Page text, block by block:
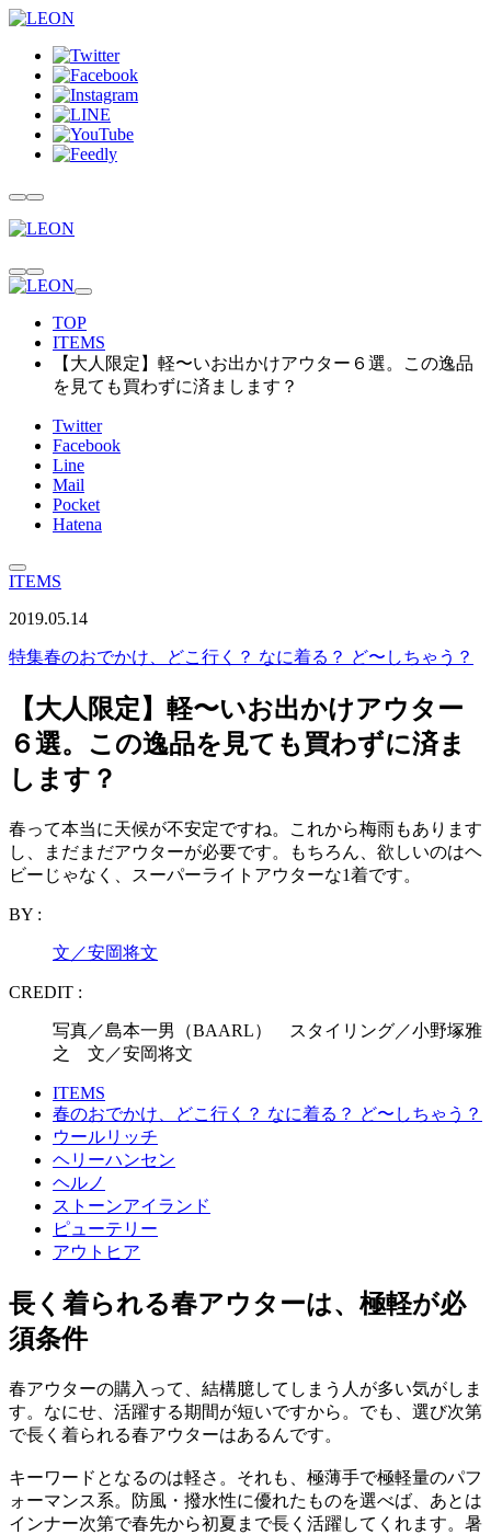
TOP
ITEMS
【大人限定】軽〜いお出かけアウター６選。この逸品
を見ても買わずに済まします？
Twitter
Facebook
Line
Mail
Pocket
Hatena
ITEMS
2019.05.14
特集春のおでかけ、どこ行く？ なに着る？ ど〜しちゃう？
【大人限定】軽〜いお出かけアウター
６選。この逸品を見ても買わずに済ま
します？
春って本当に天候が不安定ですね。これから梅雨もあります
し、まだまだアウターが必要です。もちろん、欲しいのはヘ
ビーじゃなく、スーパーライトアウターな1着です。
BY :
文／安岡将文
CREDIT :
写真／島本一男（BAARL） スタイリング／小野塚雅
之 文／安岡将文
ITEMS
春のおでかけ、どこ行く？ なに着る？ ど〜しちゃう？
ウールリッチ
ヘリーハンセン
ヘルノ
ストーンアイランド
ピューテリー
アウトヒア
長く着られる春アウターは、極軽が必
須条件
春アウターの購入って、結構臆してしまう人が多い気がしま
す。なにせ、活躍する期間が短いですから。でも、選び次第
で長く着られる春アウターはあるんです。
キーワードとなるのは軽さ。それも、極薄手で極軽量のパフ
ォーマンス系。防風・撥水性に優れたものを選べば、あとは
インナー次第で春先から初夏まで長く活躍してくれます。暑